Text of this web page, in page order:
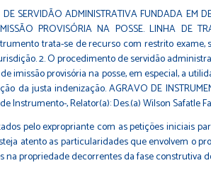
SERVIDÃO ADMINISTRATIVA FUNDADA EM
PROVISÓRIA NA POSSE. LINHA DE
trata-se de recurso com restrito
2. O procedimento de servidão
imissão provisória na posse, em especial, a
justa indenização. AGRAVO DE
de Instrumento-, Relator(a): Des.(a) Wilson
pelo expropriante com as petições iniciais
atento as particularidades que envolvem o
propriedade decorrentes da fase construtiva